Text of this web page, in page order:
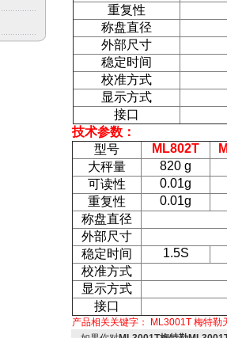
重复性
称盘直径
外部尺寸
稳定时间
校准方式
显示方式
接口
技术参数：
型号
ML802T
大秤量
820 g
可读性
0.01g
重复性
0.01g
称盘直径
外部尺寸
稳定时间
1.5S
校准方式
显示方式
接口
产品相关关键字： ML3001T 梅特勒